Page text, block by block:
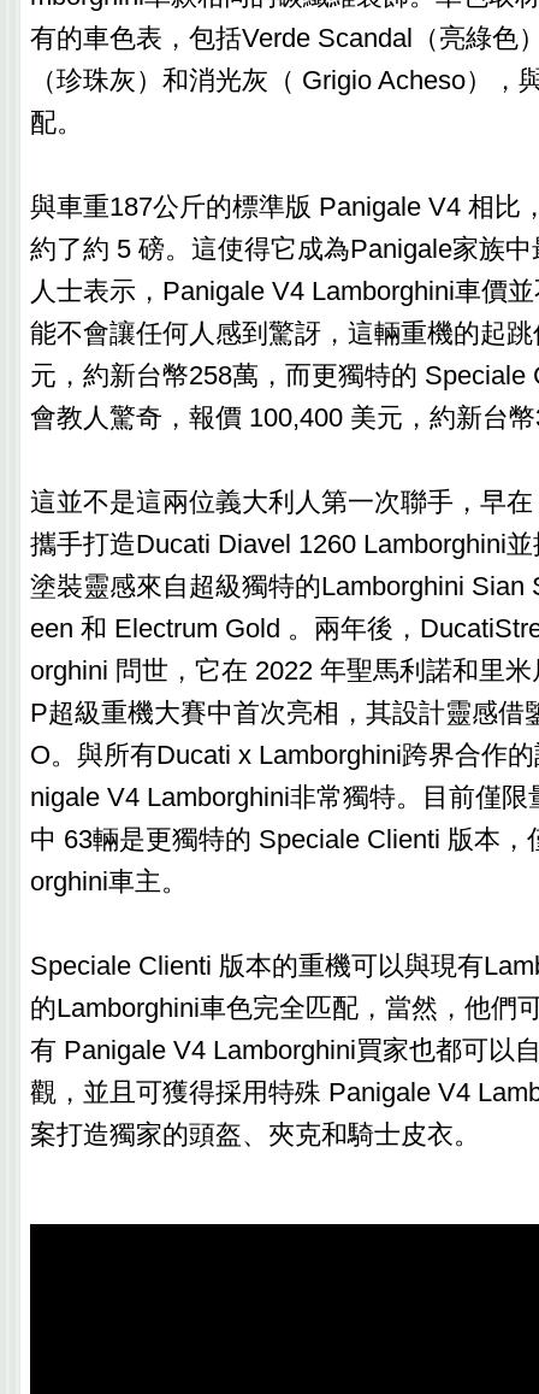
有的車色表，包括Verde Scandal（亮綠色
（珍珠灰）和消光灰（ Grigio Acheso），
配。
與車重187公斤的標準版 Panigale V4 相比
約了約 5 磅。這使得它成為Panigale家族
人士表示，Panigale V4 Lamborghini車價
能不會讓任何人感到驚訝，這輛重機的起
元，約新台幣258萬，而更獨特的 Speciale
會教人驚奇，報價 100,400 美元，約新台
這並不是這兩位義大利人第一次聯手，早
攜手打造Ducati Diavel 1260 Lamborghini
塗裝靈感來自超級獨特的Lamborghini Sian
een 和 Electrum Gold 。兩年後，
orghini 問世，它在 2022 年聖馬利諾和里
P超級重機大賽中首次亮相，其設計靈感借
O。與所有Ducati x Lamborghini跨界合作
nigale V4 Lamborghini非常獨特。目前僅限
中 63輛是更獨特的 Speciale Clienti 版本，
orghini車主。
Speciale Clienti 版本的重機可以與現有
的Lamborghini車色完全匹配，當然，他們
有 Panigale V4 Lamborghini買家也都可以
觀，並且可獲得採用特殊 Panigale V4
案打造獨家的頭盔、夾克和騎士皮衣。